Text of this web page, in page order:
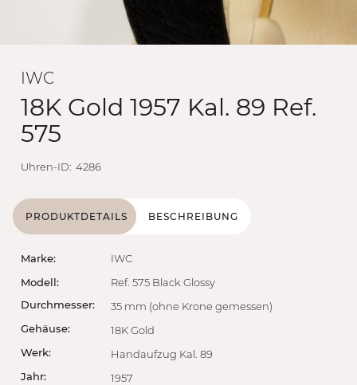
IWC
18K Gold 1957 Kal. 89 Ref.
575
Uhren-ID: 4286
PRODUKTDETAILS BESCHREIBUNG
Marke:
Modell:
Durchmesser:
Gehäuse:
Werk:
Jahr:
IWC
Ref. 575 Black Glossy
35 mm (ohne Krone gemessen)
18K Gold
Handaufzug Kal. 89
1957